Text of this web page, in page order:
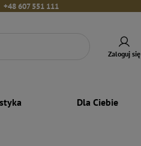
+48 607 551 111
Zaloguj się
Dla Ciebie